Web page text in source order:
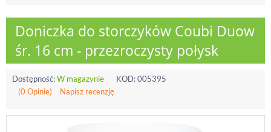
Doniczka do storczyków Coubi Duow
śr. 16 cm - przezroczysty połysk
Dostępność:W magazynie KOD:005395
(0 Opinie)
Napisz recenzję